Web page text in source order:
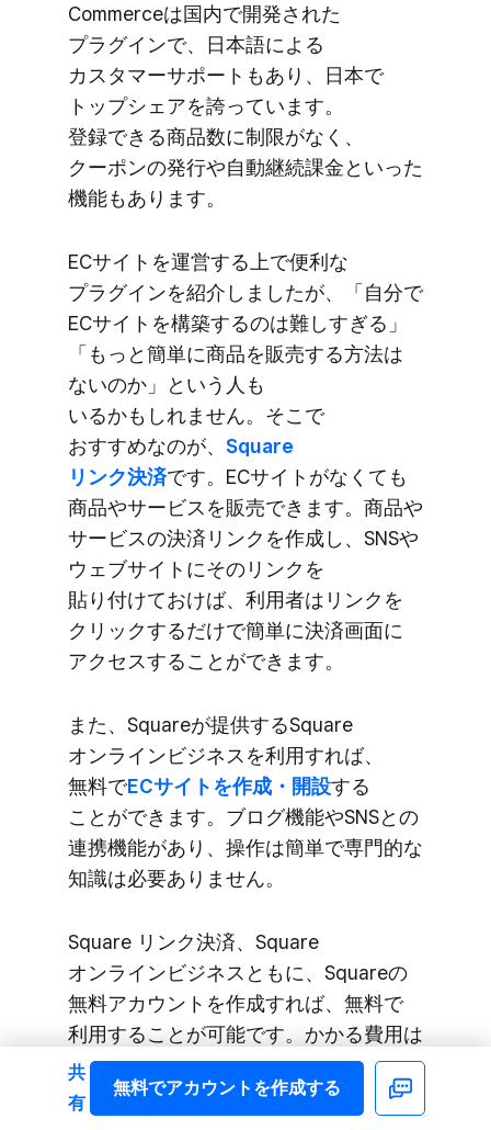
Commerceは​国内で​開発された​
プラグインで、​日本語に​よる​
カスタマーサポートも​あり、​日本で​
トップシェアを​誇っています。​
登録できる​商品数に​制限が​なく、​
クーポンの​発行や​自動継続課金と​いった​
機能も​あります。
ECサイトを​運営する​上で​便利な​
プラグインを​紹介しましたが、​「自分で​
ECサイトを​構築するのは​難しすぎる」​
「もっと​簡単に​商品を​販売する​方​法は​
ないのか」と​いう​人も​
いるかもしれません。​そこで​
おすすめなのが、 ​Square
リンク決済です。​ECサイトが​なくても​
商品や​サービスを​販売できます。​商品や​
サービスの​決済リンクを​作成し、​SNSや​
ウェブサイトに​そのリンクを​
貼り付けておけば、​利用者は​リンクを​
クリックするだけで​簡単に​決済画面に​
アクセスする​ことができます。
また、​Squareが​提供する​Square
オンラインビジネスを​利用すれば、​
無料で​ECサイトを​作成・開設する​
ことができます。​ブログ機能や​SNSとの​
連携機能が​あり、​操作は​簡単で​専門的な​
知識は​必要ありません。
Square リンク決済、​Square
オンラインビジネスともに、​Squareの​
無料アカウントを​作成すれば、​無料で​
利用する​ことが​可能です。​かかる​費用は​
商品が​売れた​時に​発生する​決済手数料​
（※）だけなので、​できるだけコストを​
Facebook
共
有
無料で​アカウントを​作成する